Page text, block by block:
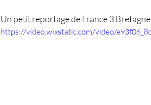
Un petit reportage de France 3
https://video.wixstatic.com/video/